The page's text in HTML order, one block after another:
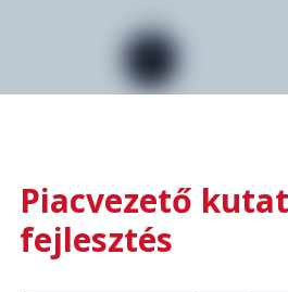
Piacvezető
fejlesztés